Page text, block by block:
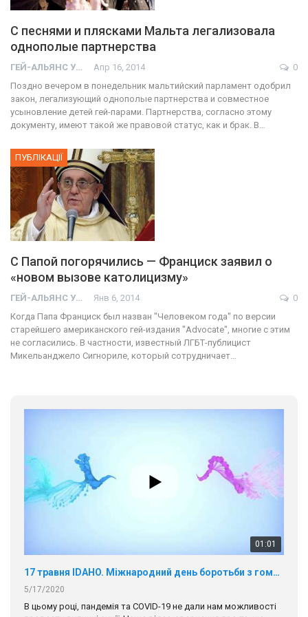
С песнями и плясками Мальта легализовала
однополые партнерства
ГЕЙ-АЛЬЯНС УКРАИНА Апр 16, 2014
0
Поздно вечером в понедельник мальтийский парламент одобрил
закон, легализующий однополые партнерства и совместное
усыновление детей гей-парами. Партнерства, согласно этому
документу, имеют такой же правовой статус, как и брак. В…
ПУБЛІКАЦІЇ
С Папой погорячились — Франциск заявил о
«новом вызове католицизму»
ГЕЙ-АЛЬЯНС УКРАИНА Янв 6, 2014
0
Когда Папа Франциск был назван "Человеком года" по версии
старейшего американского гей-издания "Advocate", многие с этим
не согласились. В частности, известный ЛГБТ-публицист
Микельанджело Сигнориле, который сотрудничает…
5/17/2020
В цьому році, пандемія та COVІD-19 не дали нам можливості
провести вуличні акції. Наше відео-звернення про те, що
солідарності, приєднатися до нас. Регіональні підрозділи
ГАУ є в 16 областях України.
Разом наш голос лунає гучніше!